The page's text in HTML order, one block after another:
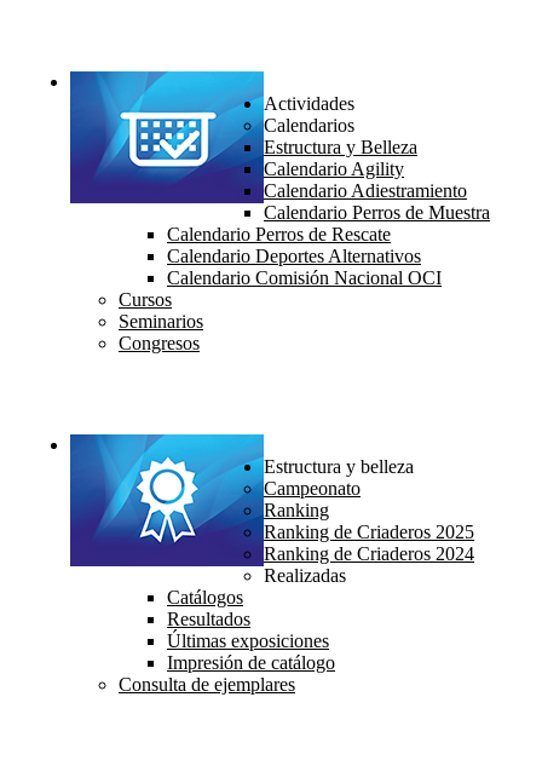
Actividades
Calendarios
Estructura y Belleza
Calendario Agility
Calendario Adiestramiento
Calendario Perros de Muestra
Calendario Perros de Rescate
Calendario Deportes Alternativos
Calendario Comisión Nacional OCI
Cursos
Seminarios
Congresos
Estructura y belleza
Campeonato
Ranking
Ranking de Criaderos 2025
Ranking de Criaderos 2024
Realizadas
Catálogos
Resultados
Últimas exposiciones
Impresión de catálogo
Consulta de ejemplares